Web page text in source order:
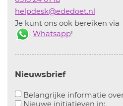
helpdesk@ededoet.nl
Je kunt ons ook bereiken via
Whatsapp!
Nieuwsbrief
Belangrijke informatie
Nieuwe initiatieven in: